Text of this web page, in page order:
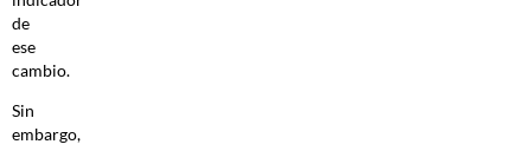
de
ese
cambio.
Sin
embargo,